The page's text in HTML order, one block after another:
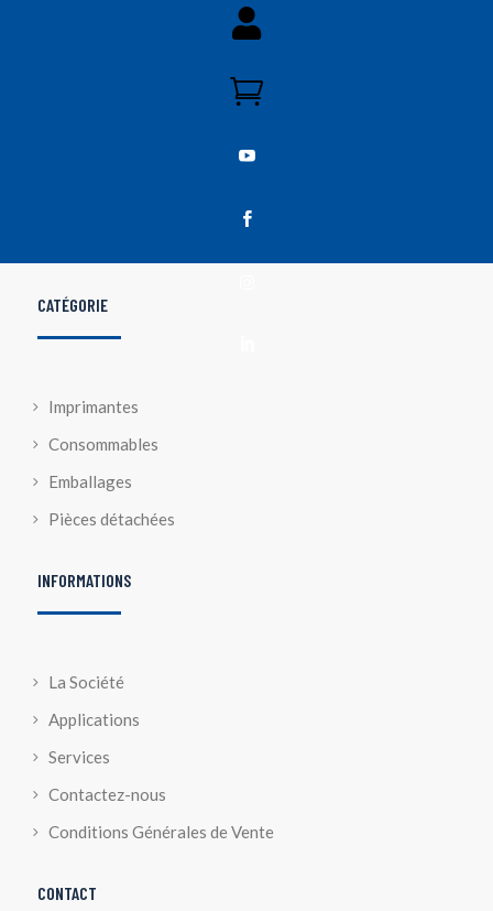




CATÉGORIE
Imprimantes
Consommables
Emballages
Pièces détachées
INFORMATIONS
La Société
Applications
Services
Contactez-nous
Conditions Générales de Vente
CONTACT